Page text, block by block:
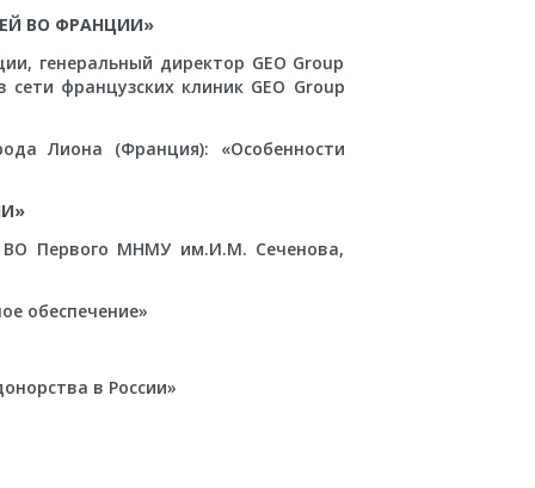
ВО ФРАНЦИИ»
генеральный директор GEO Group
французских клиник GEO Group
Лиона (Франция): «Особенности
ВО Первого МНМУ им.И.М. Сеченова,
обеспечение»
в России»